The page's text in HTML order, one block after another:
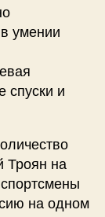
умении
спуски и
Троян на
на одном